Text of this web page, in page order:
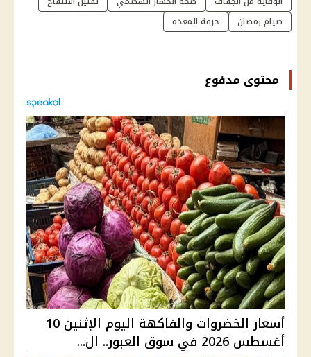
صيام رمضان
حرقة المعدة
محتوى مدفوع
أسعار الخضروات والفاكهة اليوم الإثنين 10
أغسطس 2026 في سوق العبور.. ال...